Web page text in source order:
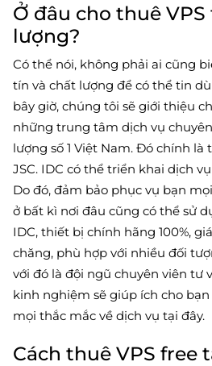
Ở đâu cho thuê
lượng?
Có thể nói, không phải ai cũng
tín và chất lượng để có thể tin
bây giờ, chúng tôi sẽ giới thiệu
những trung tâm dịch vụ
lượng số 1 Việt Nam. Đó chính
JSC. IDC có thể triển khai dịch
Do đó, đảm bảo phục vụ bạn
ở bất kì nơi đâu cũng có thể sử
IDC, thiết bị chính hãng 100%,
chăng, phù hợp với nhiều đối
với đó là đội ngũ chuyên viên tư
kinh nghiệm sẽ giúp ích cho
mọi thắc mắc về dịch vụ tại đây.
Cách thuê VPS free